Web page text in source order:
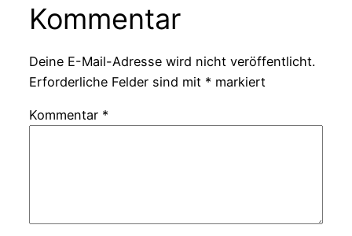
Kommentar
Deine E-Mail-Adresse wird nicht veröffentlicht.
Erforderliche Felder sind mit * markiert
Kommentar *